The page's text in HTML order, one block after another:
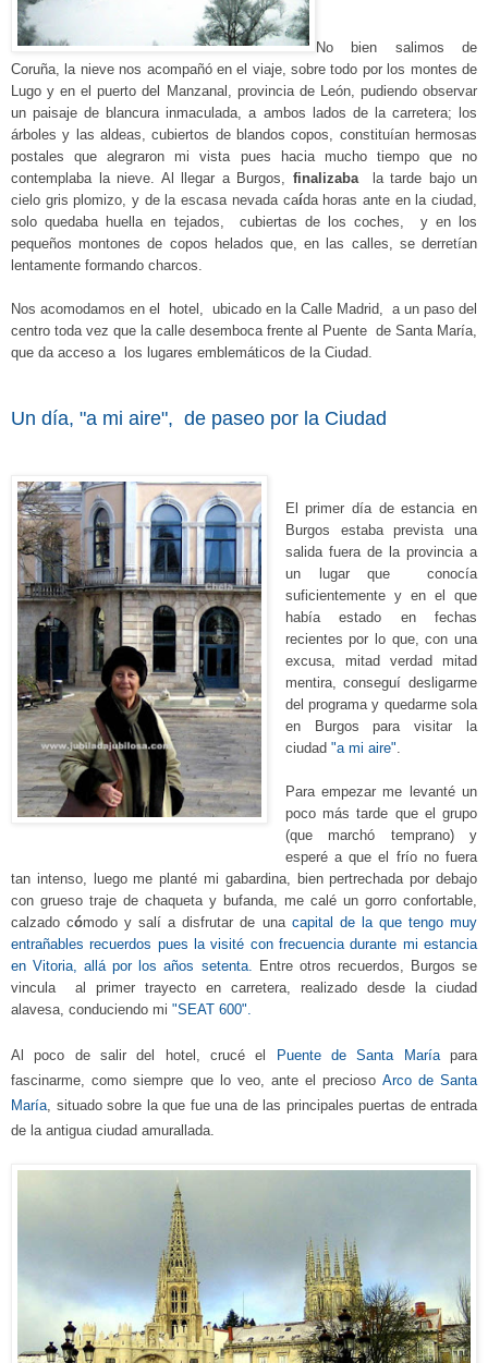
No bien salimos de
Coruña, la nieve nos acompañó enel viaje, sobre todo por los montes de
Lugo y en el puerto del Manzanal, provincia de León, pudiendo observar
un paisaje de blancura inmaculada, a ambos lados de la carretera; los
árboles y las aldeas, cubiertos de blandos copos, constituían hermosas
postales que alegraron mi vista pues hacia mucho tiempo que no
contemplaba la nieve. Al llegar a Burgos, finalizaba
la tarde bajo un
cielo gris plomizo, y de laescasa nevada caída horas ante en la ciudad,
solo quedaba huella en tejados, cubiertas de los coches, y en los
pequeños montones de copos helados que, en las calles, se derretían
lentamente formando charcos.
Nos acomodamos en el
hotel, ubicado en la Calle Madrid, a un paso del
centro toda vez que la calle desemboca frente al Puente de Santa María,
que da acceso a los lugares emblemáticos de la Ciudad.
Un día, "a mi aire", de paseo por la Ciudad
El primer día de estancia en
Burgos estaba prevista una
salida fuera dela provincia a
un lugar que conocía
suficientemente y en el que
había estado en fechas
recientes por lo que, con una
excusa, mitad verdad mitad
mentira, conseguí desligarme
del programa y quedarme sola
en Burgos para visitar la
ciudad "a mi aire"
Para empezar me levanté un
poco más tarde que el grupo
(que marchó temprano) y
esperé a que el frío no fuera
tan intenso, luego me planté mi gabardina, bien pertrechada por debajo
con grueso traje de chaqueta y bufanda, me calé un gorro confortable,
calzado cómodo y salí a disfrutar de una capital de la que tengo muy
entrañables recuerdos pues la visité con frecuencia durante mi estancia
en Vitoria, allá por los años setenta.
Entre otros recuerdos, Burgos se
vincula al primer trayecto en carretera, realizado desde la ciudad
alavesa, conduciendo mi "SEAT 600".
Al poco de salir del hotel, crucé el Puente de Santa Maríapara
fascinarme,
como siempre que lo veo, anteel precioso Arco de Santa
María situado sobre la que fue una de las principales puertas de entrada
de la antigua ciudad amurallada.